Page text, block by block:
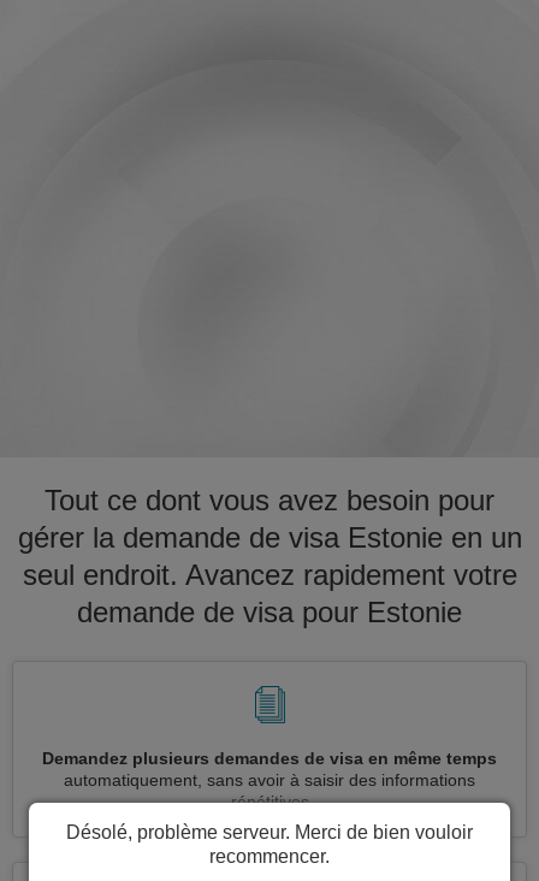
Tout ce dont vous avez besoin pour
gérer la demande de visa Estonie en un
seul endroit. Avancez rapidement votre
demande de visa pour Estonie
Demandez plusieurs demandes de visa en même temps
automatiquement, sans avoir à saisir des informations
répétitives
Désolé, problème serveur. Merci de bien vouloir
recommencer.